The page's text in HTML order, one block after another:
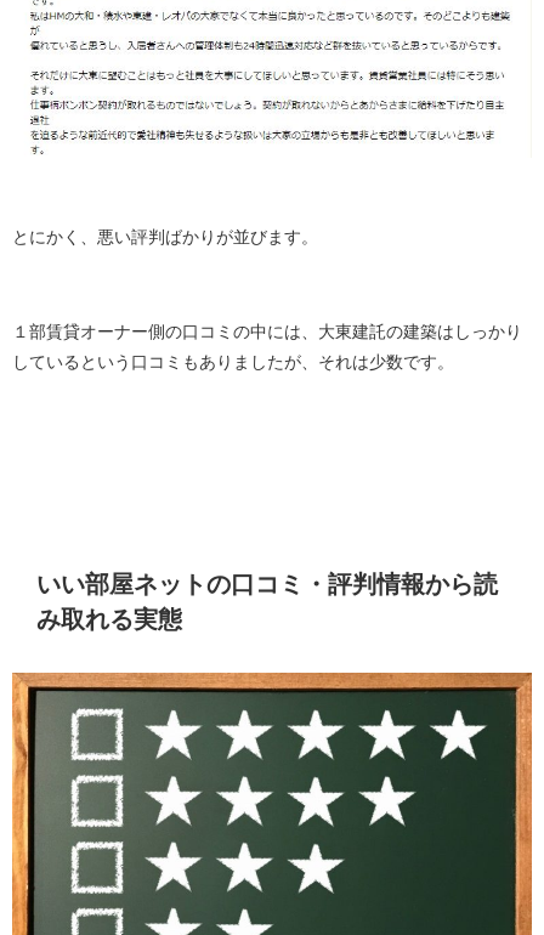
とにかく、悪い評判ばかりが並びます。
１部賃貸オーナー側の口コミの中には、大東建託の建築はしっかり
しているという口コミもありましたが、それは少数です。
いい部屋ネットの口コミ・評判情報から読
み取れる実態